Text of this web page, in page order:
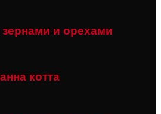
и орехами
котта